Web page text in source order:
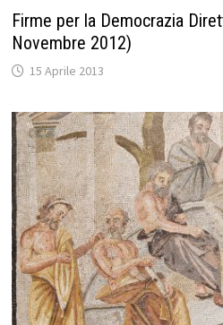
Firme per la Democrazia
Novembre 2012)
15 Aprile 2013